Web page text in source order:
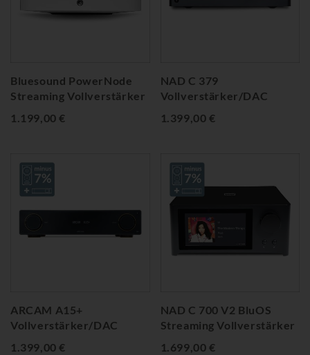
Bluesound PowerNode
Streaming Vollverstärker
1.199,00 €
NAD C 379
Vollverstärker/DAC
1.399,00 €
ARCAM A15+
Vollverstärker/DAC
1.399,00 €
NAD C 700 V2 BluOS
Streaming Vollverstärker
1.699,00 €